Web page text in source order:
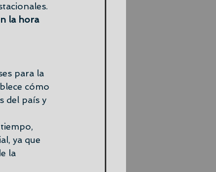
la hora
para la
cómo
del país y
ya que
la